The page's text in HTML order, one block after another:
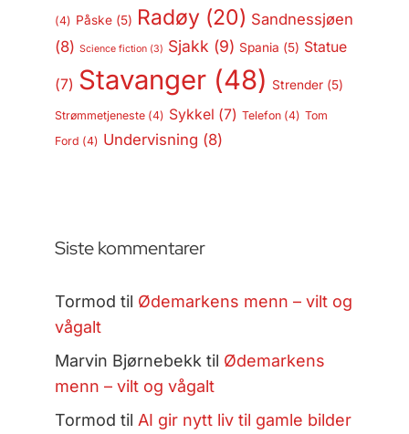
(4) Påske(5) Radøy(20) Sandnessjøen
(8) Science fiction(3) Sjakk (9) Spania (5) Statue
(7) Stavanger(48) Strender(5)
Strømmetjeneste(4) Sykkel (7) Telefon(4) Tom
Ford (4) Undervisning (8)
Siste kommentarer
Tormod til Ødemarkens menn – vilt og
vågalt
Marvin Bjørnebekk til Ødemarkens
menn – vilt og vågalt
Tormod til AI gir nytt liv til gamle bilder